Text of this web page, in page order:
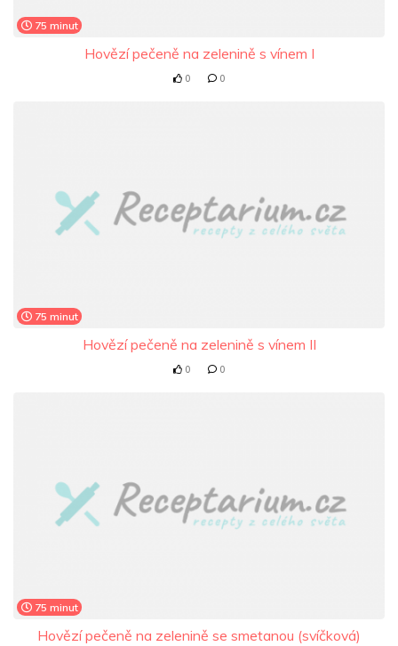
75 minut
Hovězí pečeně na zelenině s vínem I
0 0
75 minut
Hovězí pečeně na zelenině s vínem II
0 0
75 minut
Hovězí pečeně na zelenině se smetanou (svíčková)